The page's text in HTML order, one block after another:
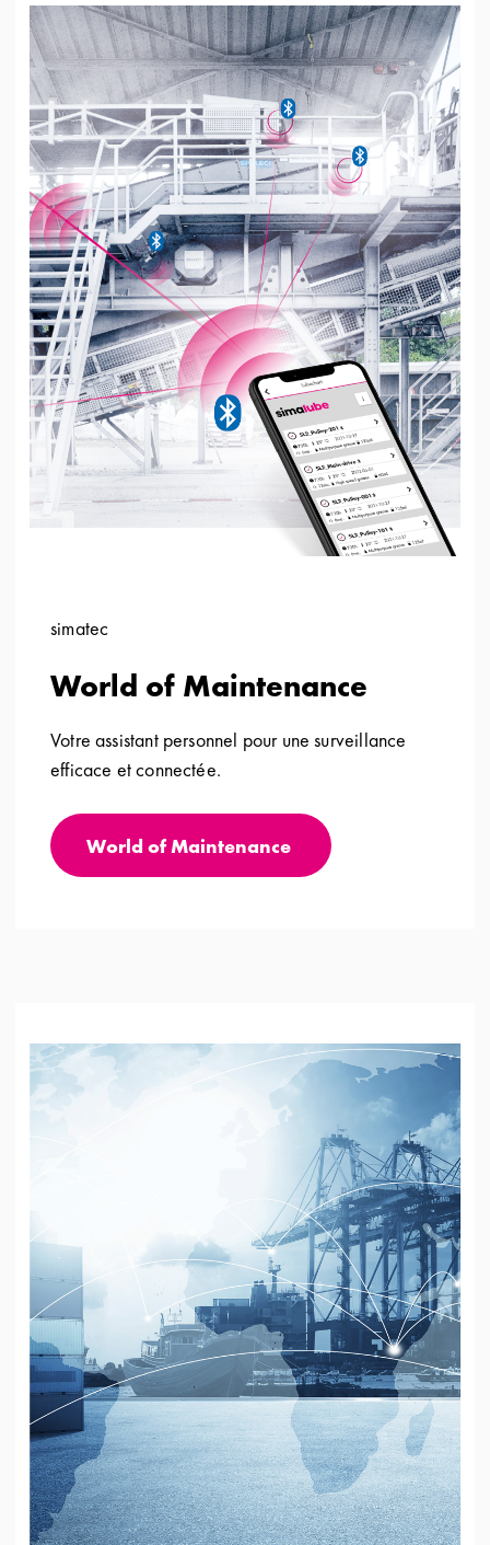
simatec
World of Maintenance
Votre assistant personnel pour une surveillance
efficace et connectée.
World of Maintenance